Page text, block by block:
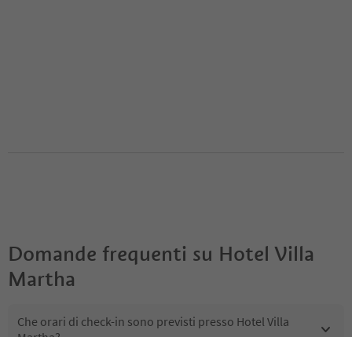
Domande frequenti su Hotel Villa
Martha
Che orari di check-in sono previsti presso Hotel Villa